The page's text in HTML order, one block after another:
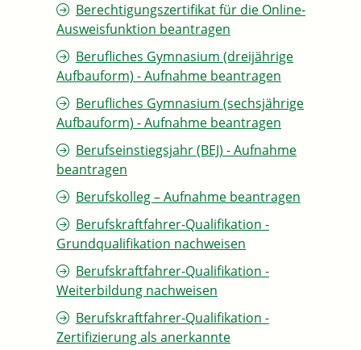
Berechtigungszertifikat für die Online-
Ausweisfunktion beantragen
Berufliches Gymnasium (dreijährige
Aufbauform) - Aufnahme beantragen
Berufliches Gymnasium (sechsjährige
Aufbauform) - Aufnahme beantragen
Berufseinstiegsjahr (BEJ) - Aufnahme
beantragen
Berufskolleg – Aufnahme beantragen
Berufskraftfahrer-Qualifikation -
Grundqualifikation nachweisen
Berufskraftfahrer-Qualifikation -
Weiterbildung nachweisen
Berufskraftfahrer-Qualifikation -
Zertifizierung als anerkannte